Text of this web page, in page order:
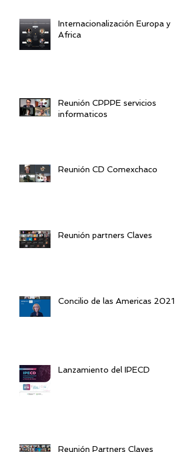
Internacionalización Europa y
Africa
Reunión CPPPE servicios
informaticos
Reunión CD Comexchaco
Reunión partners Claves
Concilio de las Americas 2021
Lanzamiento del IPECD
Reunión Partners Claves